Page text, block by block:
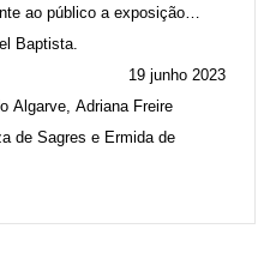
ao público a exposição
Baptista.
Algarve, Adriana Freire
de Sagres e Ermida de
o Centro Expositivo, dando
antiga porta do monumento,
19 junho 2023